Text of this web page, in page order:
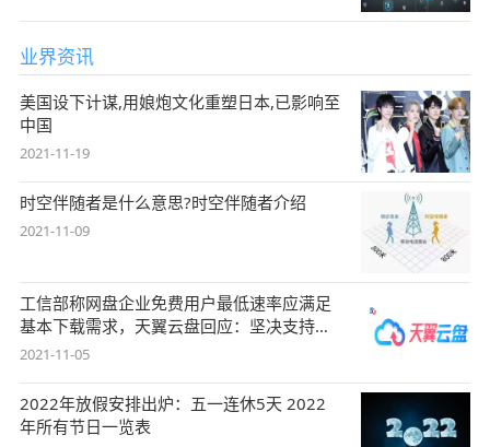
业界资讯
美国设下计谋,用娘炮文化重塑日本,已影响至
中国
2021-11-19
时空伴随者是什么意思?时空伴随者介绍
2021-11-09
工信部称网盘企业免费用户最低速率应满足
基本下载需求，天翼云盘回应：坚决支持，
始终
2021-11-05
2022年放假安排出炉：五一连休5天 2022
年所有节日一览表